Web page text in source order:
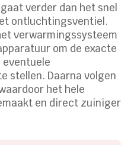
verder dan het snel
ontluchtingsventiel.
verwarmingssysteem
om de exacte
eventuele
stellen. Daarna volgen
het hele
en direct zuiniger